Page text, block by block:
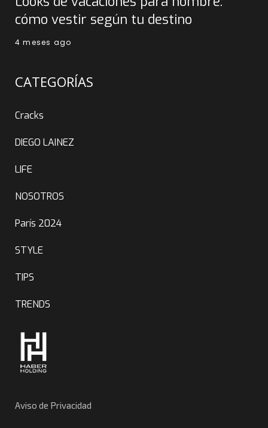
cómo vestir según tu destino
4 meses ago
CATEGORÍAS
Cracks
DIEGO LAINEZ
LIFE
NOSOTROS
París 2024
STYLE
TIPS
TRENDS
Aviso de Privacidad